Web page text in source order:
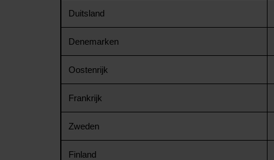
Duitsland
Denemarken
Oostenrijk
Frankrijk
Zweden
Finland